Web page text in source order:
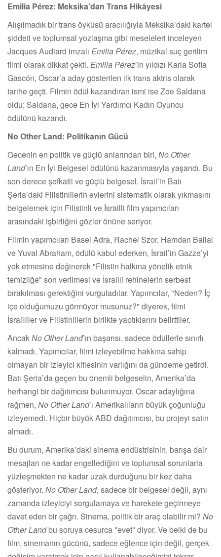
Emilia Pérez: Meksika’dan Trans Hikâyesi
Alışılmadık bir trans öyküsü aracılığıyla Meksika’daki kartel
şiddeti ve toplumsal yozlaşma gibi meseleleri inceleyen
Jacques Audiard imzalı Emilia Pérez, müzikal suç gerilim
filmi olarak dikkat çekti. Emilia Pérez’in yıldızı Karla Sofía
Gascón, Oscar’a aday gösterilen ilk trans aktris olarak
tarihe geçti. Filmin ödül kazandıran ismi ise Zoe Saldana
oldu; Saldana, gece En İyi Yardımcı Kadın Oyuncu
ödülünü kazandı.
No Other Land: Politikanın Gücü
Gecenin en politik ve güçlü anlarından biri, No Other
Land’ın En İyi Belgesel ödülünü kazanmasıyla yaşandı. Bu
son derece şefkatli ve güçlü belgesel, İsrail’in Batı
Şeria’daki Filistinlilerin evlerini sistematik olarak yıkmasını
belgelemek için Filistinli ve İsrailli film yapımcıları
arasındaki işbirliğini gözler önüne seriyor.
Filmin yapımcıları Basel Adra, Rachel Szor, Hamdan Ballal
ve Yuval Abraham, ödülü kabul ederken, İsrail’in Gazze’yi
yok etmesine değinerek "Filistin halkına yönelik etnik
temizliğe" son verilmesi ve İsrailli rehinelerin serbest
bırakılması gerektiğini vurguladılar. Yapımcılar, "Neden? İç
içe olduğumuzu görmüyor musunuz?" diyerek, filmi
İsrailliler ve Filistinlilerin birlikte yaptıklarını belirttiler.
AncakNo Other Land’ın başarısı, sadece ödüllerle sınırlı
kalmadı. Yapımcılar, filmi izleyebilme hakkına sahip
olmayan bir izleyici kitlesinin varlığını da gündeme getirdi.
Batı Şeria’da geçen bu önemli belgeselin, Amerika’da
herhangi bir dağıtımcısı bulunmuyor. Oscar adaylığına
rağmen, No Other Land’ı Amerikalıların büyük çoğunluğu
izleyemedi. Hiçbir büyük ABD dağıtımcısı, bu projeyi satın
almadı.
Bu durum, Amerika’daki sinema endüstrisinin, barışa dair
mesajları ne kadar engellediğini ve toplumsal sorunlarla
yüzleşmekten ne kadar uzak durduğunu bir kez daha
gösteriyor. No Other Land, sadece bir belgesel değil, aynı
zamanda izleyiciyi sorgulamaya ve harekete geçirmeye
davet eden bir çağrı. Sinema, politik bir araç olabilir mi? No
Other Landbu soruya cesurca "evet" diyor. Ve belki de bu
film, sinemanın gücünü, sadece eğlence için değil, gerçek